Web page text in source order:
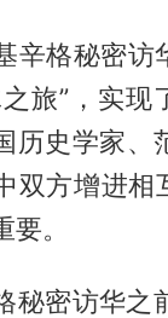
辛格秘密
旅”，实
历史学家、
双方增进相
。
秘密访华之